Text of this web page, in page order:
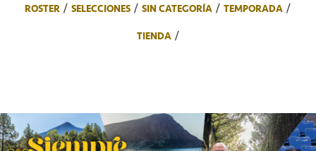
ROSTER
SELECCIONES SIN CATEGORÍA
TEMPORADA
TIENDA